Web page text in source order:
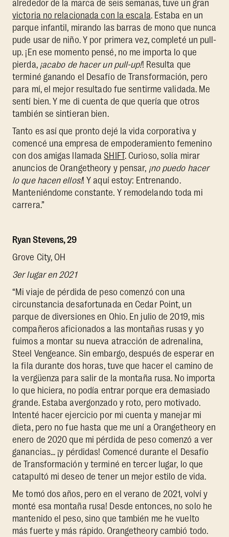
alrededor de la marca de seis semanas, tuve un gran
victoria no relacionada con la escala. Estaba en un
parque infantil, mirando las barras de mono que nunca
pude usar de niño. Y por primera vez, completé un pull-
up. ¡En ese momento pensé, no me importa lo que
pierda,¡acabo de hacer un pull-up!! Resulta que
terminé ganando el Desafío de Transformación, pero
para mí, el mejor resultado fue sentirme validada. Me
sentí bien. Y me di cuenta de que quería que otros
también se sintieran bien.
Tanto es así que pronto dejé la vida corporativa y
comencé una empresa de empoderamiento femenino
con dos amigas llamadaSHIFT. Curioso, solía mirar
anuncios de Orangetheory y pensar, ¡no puedo hacer
lo que hacen ellos!! Y aquí estoy: Entrenando.
Manteniéndome constante. Y remodelando toda mi
carrera.”
Ryan Stevens, 29
Grove City, OH
3er lugar en 2021
“Mi viaje de pérdida de peso comenzó con una
circunstancia desafortunada en Cedar Point, un
parque de diversiones en Ohio. En julio de 2019, mis
compañeros aficionados a las montañas rusas y yo
fuimos a montar su nueva atracción de adrenalina,
Steel Vengeance. Sin embargo, después de esperar en
la fila durante dos horas, tuve que hacer el camino de
la vergüenza para salir de la montaña rusa. No importa
lo que hiciera, no podía entrar porque era demasiado
grande. Estaba avergonzado y roto, pero motivado.
Intenté hacer ejercicio por mi cuenta y manejar mi
dieta, pero no fue hasta que me uní a Orangetheory en
enero de 2020 que mi pérdida de peso comenzó a ver
ganancias... ¡y pérdidas! Comencé durante el Desafío
de Transformación y terminé en tercer lugar, lo que
catapultó mi deseo de tener un mejor estilo de vida.
Me tomó dos años, pero en el verano de 2021, volví y
monté esa montaña rusa! Desde entonces, no solo he
mantenido el peso, sino que también me he vuelto
más fuerte y más rápido. Orangetheory cambió todo.